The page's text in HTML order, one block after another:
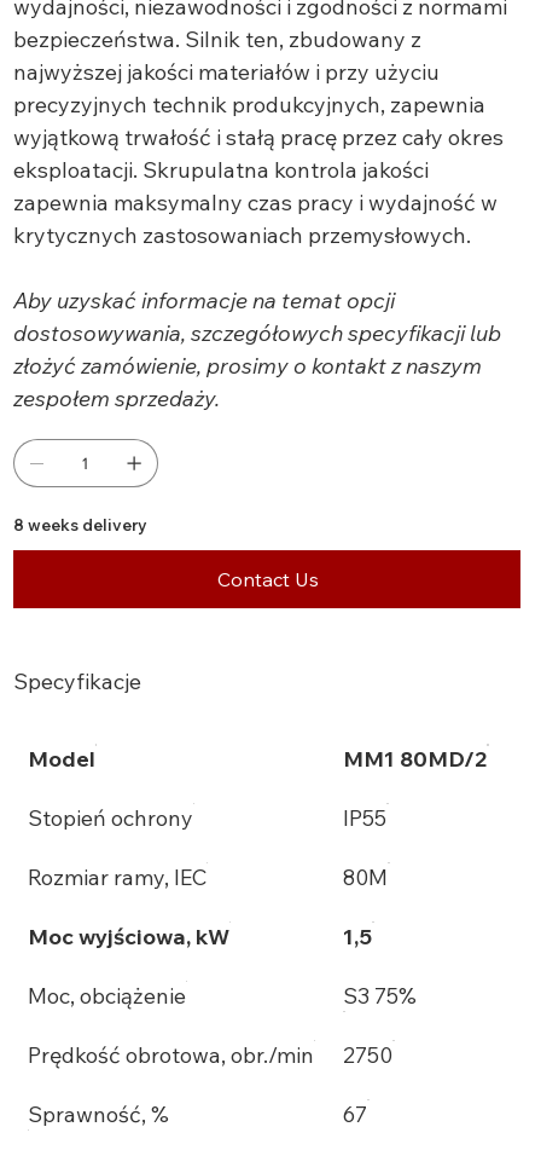
wydajności, niezawodności i zgodności z normami
bezpieczeństwa. Silnik ten, zbudowany z
najwyższej jakości materiałów i przy użyciu
precyzyjnych technik produkcyjnych, zapewnia
wyjątkową trwałość i stałą pracę przez cały okres
eksploatacji. Skrupulatna kontrola jakości
zapewnia maksymalny czas pracy i wydajność w
krytycznych zastosowaniach przemysłowych.
Aby uzyskać informacje na temat opcji
dostosowywania, szczegółowych specyfikacji lub
złożyć zamówienie, prosimy o kontakt z naszym
zespołem sprzedaży.
8 weeks delivery
Contact Us
Specyfikacje
Model MM1 80MD/2
Stopień ochrony IP55
Rozmiar ramy, IEC 80M
Moc wyjściowa, kW 1,5
Moc, obciążenie S3 75%
Prędkość obrotowa, obr./min 2750
Sprawność, % 67